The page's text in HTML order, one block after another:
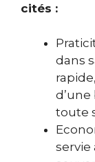
cités :
dans
toute
servie